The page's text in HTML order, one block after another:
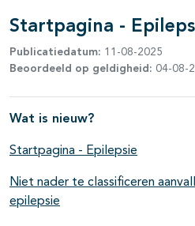
open- en dichtklappen
open- en dichtklappen
open- en dichtklappen
Startpagina -
Publicatiedatum: 11-08-2025
Beoordeeld op geldigheid: 04-08-
Wat is nieuw?
Startpagina - Epilepsie
Niet nader te classificeren
epilepsie